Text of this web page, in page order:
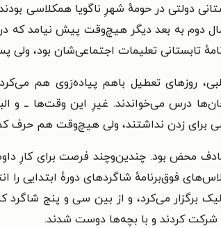
دولتی در حومهٔ شهرِ ناگویا همکلاسی
دوم به بعد دیگر هیچ‌وقت پیش نیامد
تابستانی تعلیمات اجتماعی‌شان بود، ولی
روزهای تعطیل باهم پیاده‌رَوی هم
درس می‌خواندند. غیرِ این وقت‌ها ــ
برای زدن نداشتند، ولی هیچ‌وقت هم حرف
محض بود. چندین‌وچند فرصت برای کارِ
فوق‌برنامهٔ شاگردهای دورهٔ ابتدایی را
برگزار می‌کرد، و از بین سی و پنج
شرکت کردند و با بچه‌ها دوست شدند.